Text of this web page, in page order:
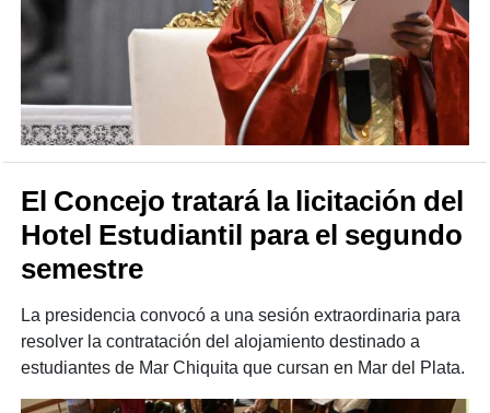
El Concejo tratará la licitación del
Hotel Estudiantil para el segundo
semestre
La presidencia convocó a una sesión extraordinaria para
resolver la contratación del alojamiento destinado a
estudiantes de Mar Chiquita que cursan en Mar del Plata.